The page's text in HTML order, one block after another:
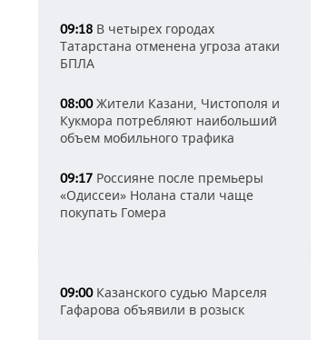
09:18 В четырех городах
Татарстана отменена угроза атаки
БПЛА
08:00Жители Казани, Чистополя и
Кукмора потребляют наибольший
объем мобильного трафика
09:17 Россияне после премьеры
«Одиссеи» Нолана стали чаще
покупать Гомера
09:00Казанского судью Марселя
Гафарова объявили в розыск